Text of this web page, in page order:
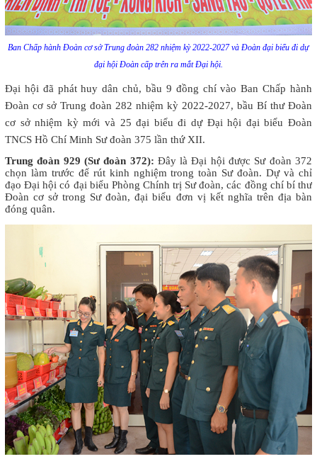
Ban Chấp hành Đoàn cơ sở Trung đoàn 282 nhiệm kỳ 2022-2027 và Đoàn đại biểu đi dự
đại hội Đoàn cấp trên ra mắt Đại hội.
Đại hội đã phát huy dân chủ, bầu 9 đồng chí vào Ban Chấp hành
Đoàn cơ sở Trung đoàn 282 nhiệm kỳ 2022-2027, bầu Bí thư Đoàn
cơ sở nhiệm kỳ mới và 25 đại biểu đi dự Đại hội đại biểu Đoàn
TNCS Hồ Chí Minh Sư đoàn 375 lần thứ XII.
Trung đoàn 929 (Sư đoàn 372): Đây là Đại hội được Sư đoàn 372
chọn làm trước để rút kinh nghiệm trong toàn Sư đoàn. Dự và chỉ
đạo Đại hội có đại biểu Phòng Chính trị Sư đoàn, các đồng chí bí thư
Đoàn cơ sở trong Sư đoàn, đại biểu đơn vị kết nghĩa trên địa bàn
đóng quân.